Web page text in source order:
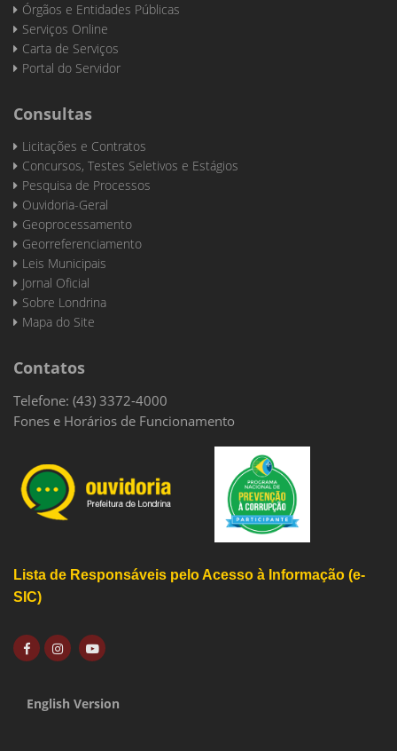
Órgãos e Entidades Públicas
Serviços Online
Carta de Serviços
Portal do Servidor
Consultas
Licitações e Contratos
Concursos, Testes Seletivos e Estágios
Pesquisa de Processos
Ouvidoria-Geral
Geoprocessamento
Georreferenciamento
Leis Municipais
Jornal Oficial
Sobre Londrina
Mapa do Site
Contatos
Telefone: (43) 3372-4000
Fones e Horários de Funcionamento
Lista de Responsáveis pelo Acesso à Informação (e-
SIC)
English Version